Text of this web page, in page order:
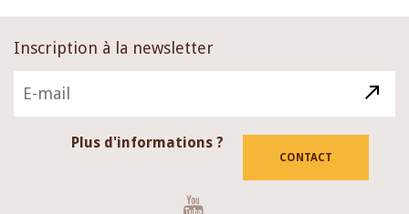
Inscription à la newsletter
Plus d'informations ?
CONTACT